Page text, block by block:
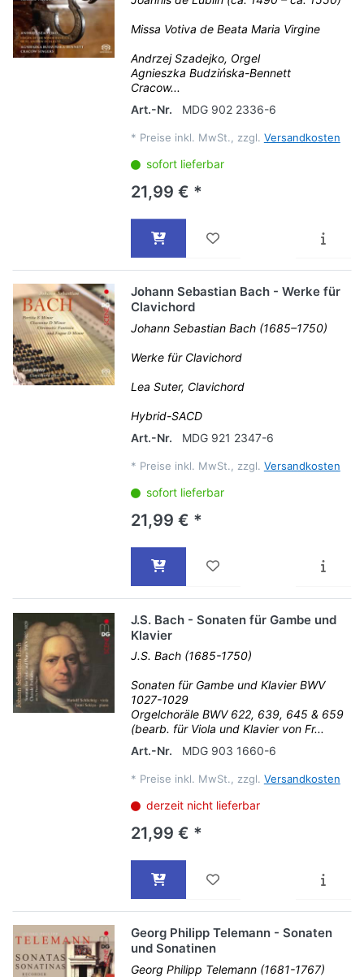
Missa Votiva de Beata Maria Virgine
Andrzej Szadejko, Orgel
Agnieszka Budzińska-Bennett
Cracow...
Art.-Nr.
MDG 902 2336-6
* Preise inkl. MwSt., zzgl. Versandkosten
sofort lieferbar
21,99 € *
Johann Sebastian Bach - Werke für
Clavichord
Johann Sebastian Bach (1685–1750)
Werke für Clavichord
Lea Suter, Clavichord
Hybrid-SACD
Art.-Nr.
MDG 921 2347-6
* Preise inkl. MwSt., zzgl. Versandkosten
sofort lieferbar
21,99 € *
J.S. Bach - Sonaten für Gambe und
Klavier
J.S. Bach (1685-1750)
Sonaten für Gambe und Klavier BWV
1027-1029
Orgelchoräle BWV 622, 639, 645 & 659
(bearb. für Viola und Klavier von Fr...
Art.-Nr.
MDG 903 1660-6
* Preise inkl. MwSt., zzgl. Versandkosten
derzeit nicht lieferbar
21,99 € *
Georg Philipp Telemann - Sonaten
und Sonatinen
Georg Philipp Telemann (1681-1767)